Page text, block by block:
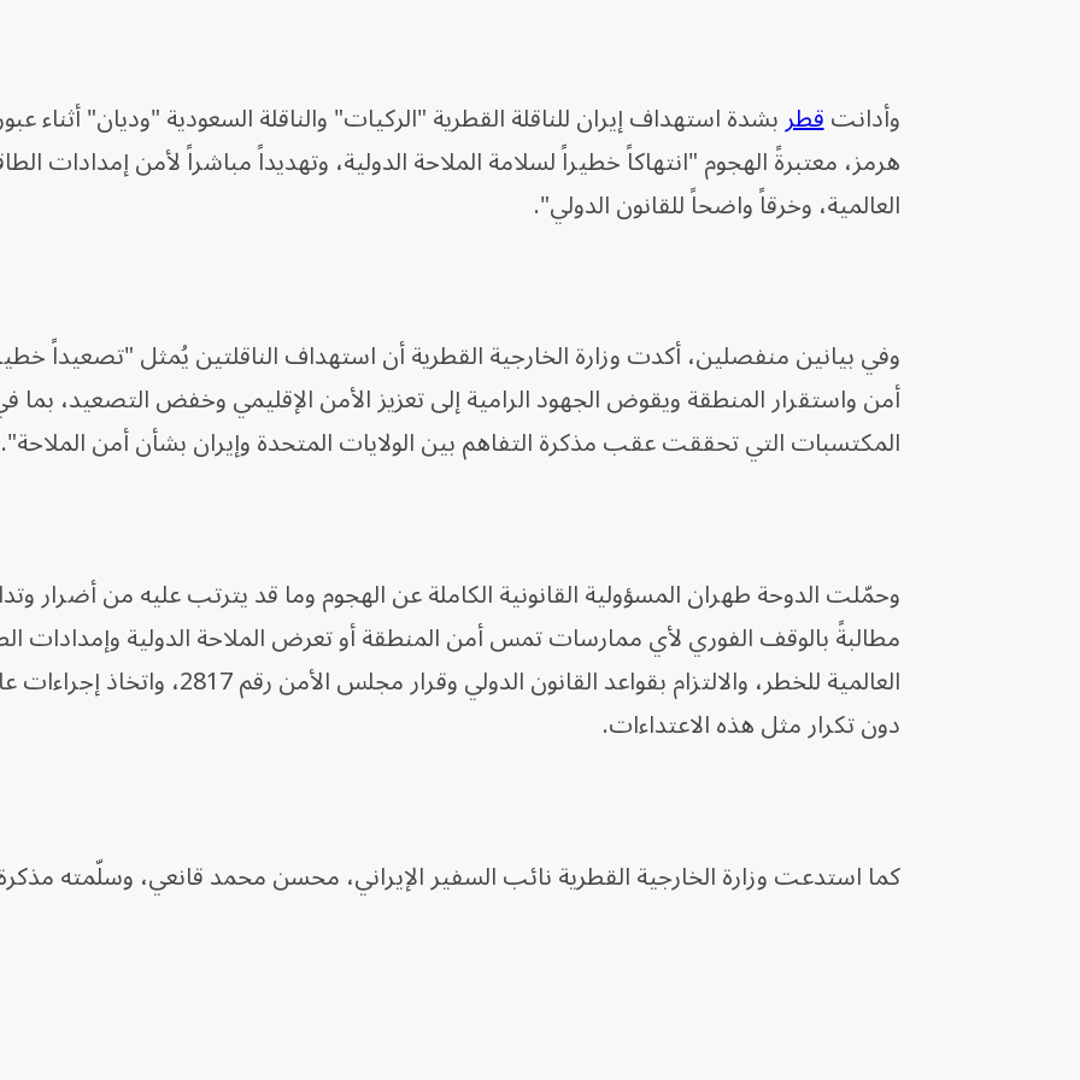
وأدانتقطربشدة استهداف إيران للناقلة القطرية "الركيات" والناقلة السعودية "وديان" أثناء
هرمز، معتبرةً الهجوم "انتهاكاً خطيراً لسلامة الملاحة الدولية، وتهديداً مباشراً لأمن إمدادات
العالمية، وخرقاً واضحاً للقانون الدولي".
وفي بيانين منفصلين، أكدت وزارة الخارجية القطرية أن استهداف الناقلتين يُمثل "تصعيداً
أمن واستقرار المنطقة ويقوض الجهود الرامية إلى تعزيز الأمن الإقليمي وخفض التصعيد، بما
المكتسبات التي تحققت عقب مذكرة التفاهم بين الولايات المتحدة وإيران بشأن أمن الملاحة".
وحمّلت الدوحة طهران المسؤولية القانونية الكاملة عن الهجوم وما قد يترتب عليه من أضرار
مطالبةً بالوقف الفوري لأي ممارسات تمس أمن المنطقة أو تعرض الملاحة الدولية وإمدادات
العالمية للخطر، والالتزام بقواعد القانون الدولي وقرار مجلس
دون تكرار مثل هذه الاعتداءات.
كما استدعت وزارة الخارجية القطرية نائب السفير الإيراني، محسن محمد قانعي، وسلّمته